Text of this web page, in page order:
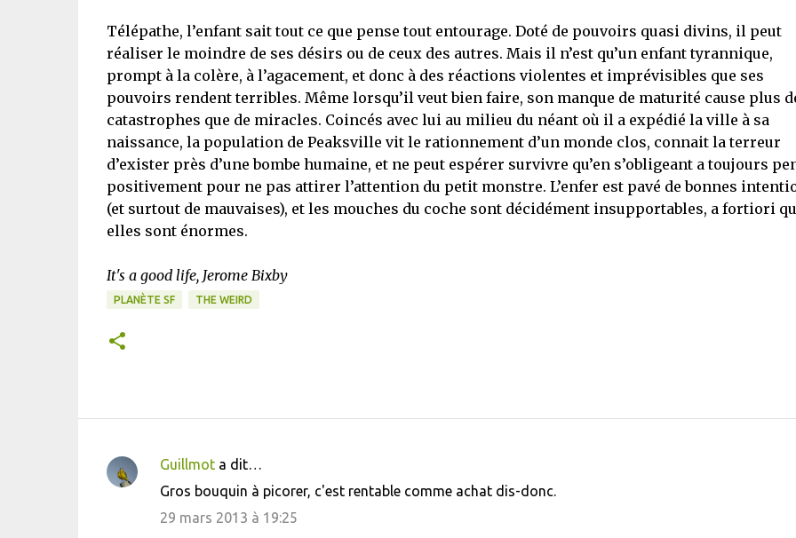
Télépathe, l’enfant sait tout ce que pense tout entourage. Doté de pouvoirs quasi divins, il peut
réaliser le moindre de ses désirs ou de ceux des autres. Mais il n’est qu’un enfant tyrannique,
prompt à la colère, à l’agacement, et donc à des réactions violentes et imprévisibles que ses
pouvoirs rendent terribles. Même lorsqu’il veut bien faire, son manque de maturité cause plus
catastrophes que de miracles. Coincés avec lui au milieu du néant où il a expédié la ville à sa
naissance, la population de Peaksville vit le rationnement d’un monde clos, connait la terreur
d’exister près d’une bombe humaine, et ne peut espérer survivre qu’en s’obligeant a toujours
positivement pour ne pas attirer l’attention du petit monstre. L’enfer est pavé de bonnes
(et surtout de mauvaises), et les mouches du coche sont décidément insupportables, a fortiori
elles sont énormes.
It's a good life, Jerome Bixby
PLANÈTE SF THE WEIRD
C
Guillmota dit…
Gros bouquin à picorer, c'est rentable comme achat dis-donc.
29 mars 2013 à 19:25